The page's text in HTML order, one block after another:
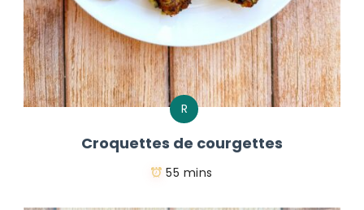
R
Croquettes de courgettes
55 mins